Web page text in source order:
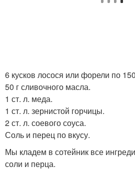
6 кусков лосося или форели по
50 г сливочного масла.
1 ст. л. меда.
1 ст. л. зернистой горчицы.
2 ст. л. соевого соуса.
Соль и перец по вкусу.
Мы кладем в сотейник все
соли и перца.